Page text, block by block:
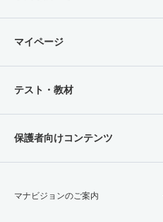
マイページ
テスト・教材
保護者向けコンテンツ
マナビジョンのご案内